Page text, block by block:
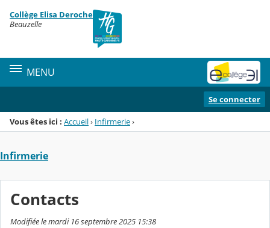
Menu de la rubrique
Contenu
Collège Elisa Deroche
Beauzelle
MENU
Se connecter
Vous êtes ici : Accueil› Infirmerie›
Infirmerie
Contacts
Modifiée le mardi 16 septembre 2025 15:38